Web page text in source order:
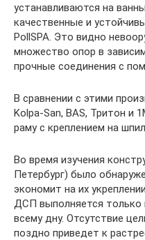
устанавливаются на
качественные и
PollSPA. Это видно
множество опор в
прочные соединения с
В сравнении с этими
Kolpa-San, BAS, Тритон и
раму с креплением на
Во время изучения
Петербург) было
экономит на их
ДСП выполняется только
всему дну. Отсутствие
поздно приведет к